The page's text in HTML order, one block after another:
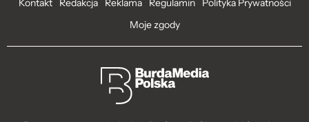
Kontakt Redakcja Reklama Regulamin
Polityka Prywatności
Moje zgody